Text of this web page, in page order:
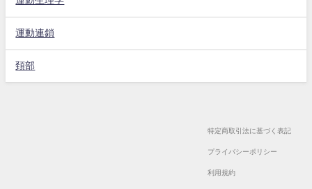
運動連鎖
頚部
特定商取引法に基づく表記
プライバシーポリシー
利用規約